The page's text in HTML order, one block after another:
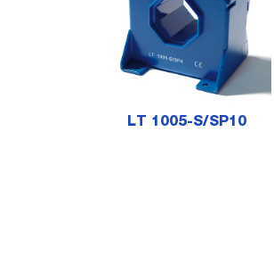
LT 1005-S/SP10